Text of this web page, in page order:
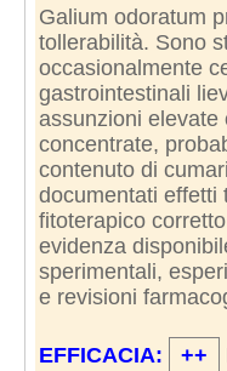
Galium odoratum
tollerabilità. Sono
occasionalmente
gastrointestinali
assunzioni elevate
concentrate,
contenuto di
documentati effetti
fitoterapico
evidenza
sperimentali,
e revisioni
EFFICACIA: ++